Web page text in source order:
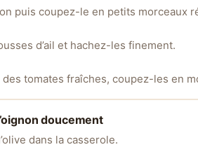
puis coupez-le en petits morceaux
d’ail et hachez-les finement.
tomates fraîches, coupez-les en
doucement
dans la casserole.